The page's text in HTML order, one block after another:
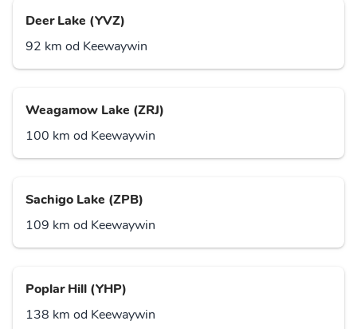
Deer Lake (YVZ)
92 km od Keewaywin
Weagamow Lake (ZRJ)
100 km od Keewaywin
Sachigo Lake (ZPB)
109 km od Keewaywin
Poplar Hill (YHP)
138 km od Keewaywin